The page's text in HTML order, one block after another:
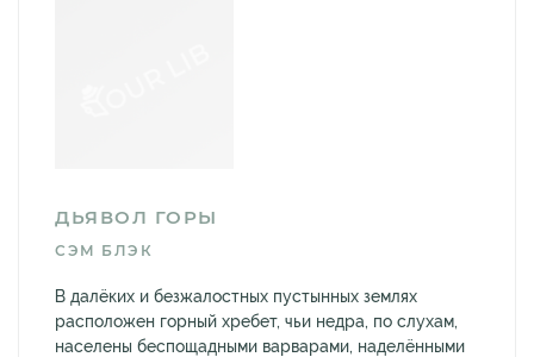
ДЬЯВОЛ ГОРЫ
СЭМ БЛЭК
В далёких и безжалостных пустынных землях
расположен горный хребет, чьи недра, по слухам,
населены беспощадными варварами, наделёнными